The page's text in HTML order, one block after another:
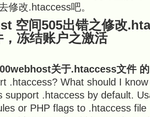
修改.htaccess吧。
空间505出错之修改
冻结账户之激活
关于.htaccess文件
.htaccess? What should I
support .htaccess by default.
or PHP flags to .htaccess file